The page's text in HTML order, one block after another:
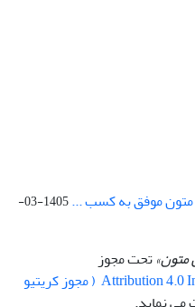
متون موفق به کسب ...
1405-03-
متون»تحت مجوز
Attribution 4.0 International (CC By 4.0 ) ( مجوز کریتیو